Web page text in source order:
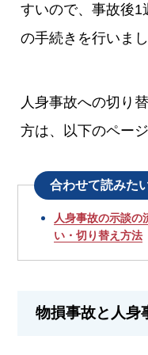
すいので、事故後1
の手続きを行いまし
人身事故への切り
方は、以下のペー
合わせて読みた
人身事故の示談
い・切り替え方法
物損事故と人身